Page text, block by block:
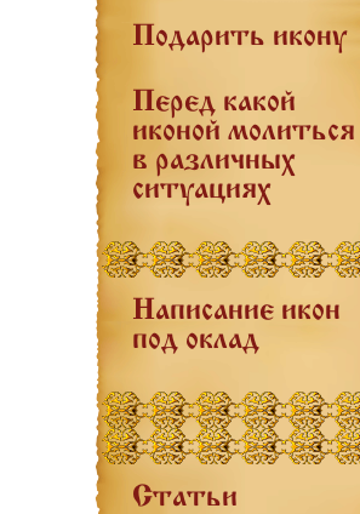
Подарить икону
Перед какой
иконой молиться
в различных
ситуациях
Написание икон
под оклад
Статьи